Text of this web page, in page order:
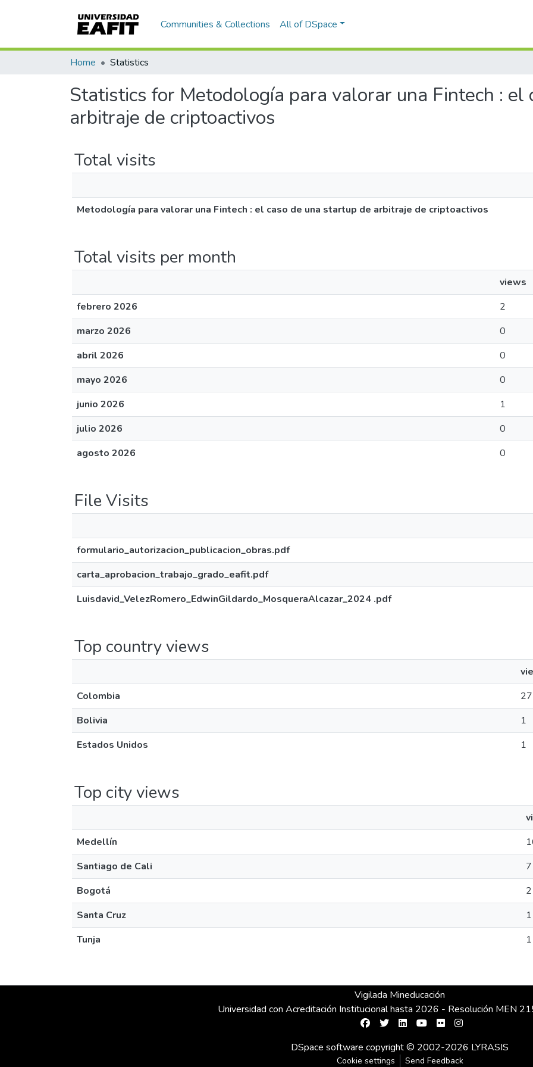
Communities & Collections All of DSpace
Home Statistics
Statistics for Metodología para valorar una Fintech : el
arbitraje de criptoactivos
Total visits
Metodología para valorar una Fintech : el caso de una startup de arbitraje de criptoactivos
Total visits per month
views
febrero 2026
2
marzo 2026
0
abril 2026
0
mayo 2026
0
junio 2026
1
julio 2026
0
agosto 2026
0
File Visits
formulario_autorizacion_publicacion_obras.pdf
carta_aprobacion_trabajo_grado_eafit.pdf
Luisdavid_VelezRomero_EdwinGildardo_MosqueraAlcazar_2024 .pdf
Top country views
Colombia
27
Bolivia
1
Estados Unidos
1
Top city views
Medellín
Santiago de Cali
7
Bogotá
2
Santa Cruz
1
Tunja
1
Vigilada Mineducación
Universidad con Acreditación Institucional hasta 2026 - Resolución MEN
DSpace software copyright © 2002-2026 LYRASIS
Cookie settings Send Feedback